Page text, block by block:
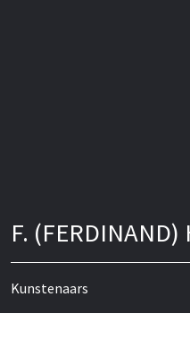
F. (FERDINAND)
Kunstenaars